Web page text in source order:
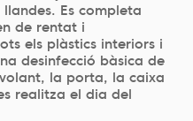
Es completa
de rentat i
els plàstics interiors i
desinfecció bàsica de
la porta, la caixa
realitza el dia del